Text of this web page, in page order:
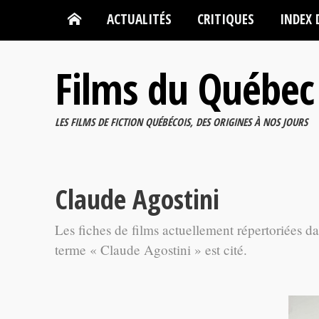
ACTUALITÉS CRITIQUES INDEX
Films du Québec
LES FILMS DE FICTION QUÉBÉCOIS, DES ORIGINES À NOS JOURS
Claude Agostini
Les fiches de films actuellement répertoriées
terme « Claude Agostini » est cité.